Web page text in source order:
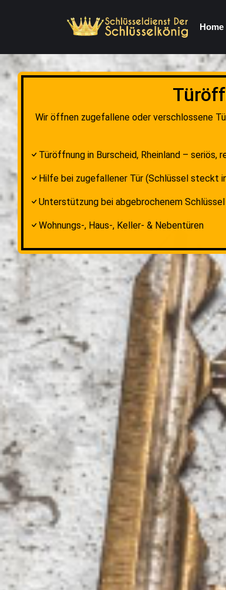
Home
Wir öffnen zugefallene oder verschlossene
Türöffnung in Burscheid, Rheinland – seriös,
Hilfe bei zugefallener Tür (Schlüssel steckt
Unterstützung bei abgebrochenem
Wohnungs-, Haus-, Keller- & Nebentüren